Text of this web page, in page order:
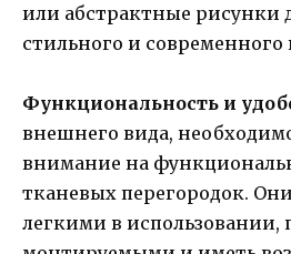
или абстрактные рисунки
стильного и
Функциональность и
внешнего вида,
внимание на
тканевых перегородок.
легкими в использовании,